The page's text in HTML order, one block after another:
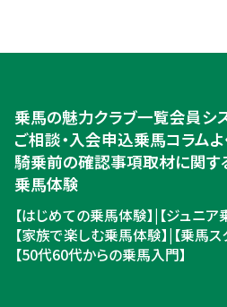
入会のご相談・申込
ご相談・入会申込
乗馬の魅力クラブ一覧会員シ
ご相談・入会申込乗馬コラム
騎乗前の確認事項取材に関す
乗馬体験
【はじめての乗馬体験】| 【ジュニア
【家族で楽しむ乗馬体験】| 【乗馬
【50代60代からの乗馬入門】